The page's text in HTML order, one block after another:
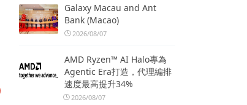
Galaxy Macau and Ant
Bank (Macao)
2026/08/07
AMD Ryzen™ AI Halo專為
Agentic Era打造，代理編排
速度最高提升34%
2026/08/07